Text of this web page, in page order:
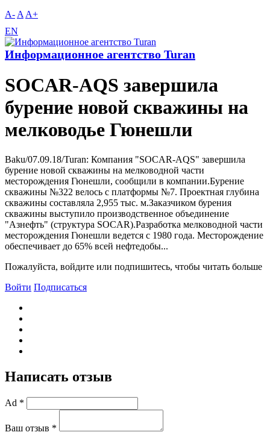
A- A A+
EN
Информационное агентство Turan
SOCAR-AQS завершила
бурение новой скважины на
мелководье Гюнешли
Baku/07.09.18/Turan: Компания "SOCAR-AQS" завершила
бурение новой скважины на мелководной части
месторождения Гюнешли, сообщили в компании.Бурение
скважины №322 велось с платформы №7. Проектная глубина
скважины составляла 2,955 тыс. м.Заказчиком бурения
скважины выступило производственное объединение
"Азнефть" (структура SOCAR).Разработка мелководной части
месторождения Гюнешли ведется с 1980 года. Месторождение
обеспечивает до 65% всей нефтедобы...
Пожалуйста, войдите или подпишитесь, чтобы читать больше
Войти Подписаться
Написать отзыв
Ad *
Ваш отзыв *